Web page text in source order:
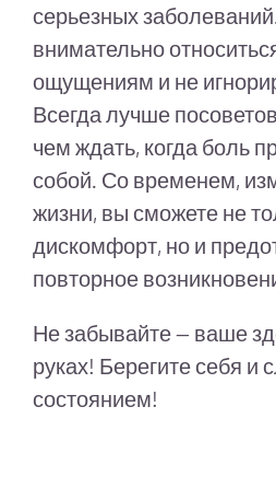
серьезных
внимательно
ощущениям и не
Всегда лучше
чем ждать, когда боль
собой. Со временем,
жизни, вы сможете не
дискомфорт, но и
повторное
Не забывайте — ваше
руках! Берегите себя и
состоянием!